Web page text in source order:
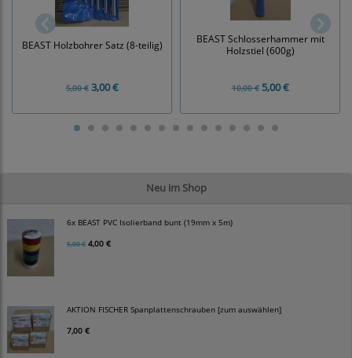
Neu im Shop
6x BEAST PVC Isolierband bunt (19mm x 5m)
5,00 € 4,00 €
AKTION FISCHER Spanplattenschrauben [zum auswählen]
7,00 €
BEAST Holzbohrer Satz (8-teilig)
5,00 €3,00 €
BEAST Schlosserhammer mit
Holzstiel (600g)
10,00 €5,00 €